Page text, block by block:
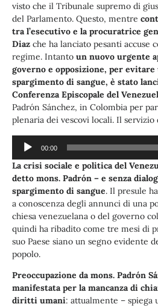
visto che il Tribunale supremo di
del Parlamento. Questo, mentre
tra l’esecutivo e la procuratrice
Diaz che ha lanciato pesanti accuse
regime. Intanto un nuovo urgente
governo e opposizione, per
spargimento di sangue, è stato
Conferenza Episcopale del
Padrón Sánchez, in Colombia per
plenaria dei vescovi locali. Il servizio
Audio
Player
00:00
La crisi sociale e politica del
detto mons. Padrón – e senza
spargimento di sangue. Il presule
a conoscenza degli annunci di una
chiesa venezuelana o del governo
quindi ha ribadito come tre mesi di
suo Paese siano un segno evidente
popolo.
Preoccupazione da mons. Padrón
manifestata per la mancanza di
diritti umani: attualmente – spiega